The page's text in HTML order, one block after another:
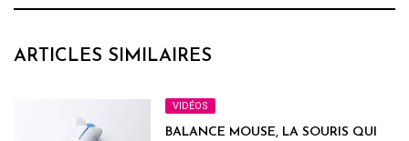
ARTICLES SIMILAIRES
VIDÉOS
BALANCE MOUSE, LA SOURIS QUI